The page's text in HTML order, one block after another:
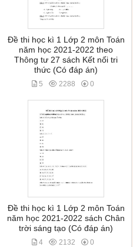
Đề thi học kì 1 Lớp 2 môn Toán
năm học 2021-2022 theo
Thông tư 27 sách Kết nối tri
thức (Có đáp án)
5 2288 0
Đề thi học kì 1 Lớp 2 môn Toán
năm học 2021-2022 sách Chân
trời sáng tạo (Có đáp án)
4 2132 0